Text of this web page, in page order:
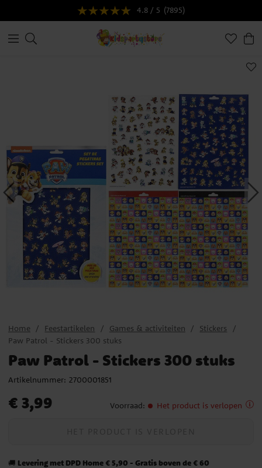
4.8 / 5 (7895)
Home Feestartikelen Games & activiteiten
Stickers
Paw Patrol - Stickers 300 stuks
Paw Patrol - Stickers 300 stuks
Artikelnummer: 2700001851
Prijs: € 3,99
€ 3,99 Voorraad: Het product is verlopen
🚚 Levering met DPD Home € 5,90 - Gratis boven de € 60